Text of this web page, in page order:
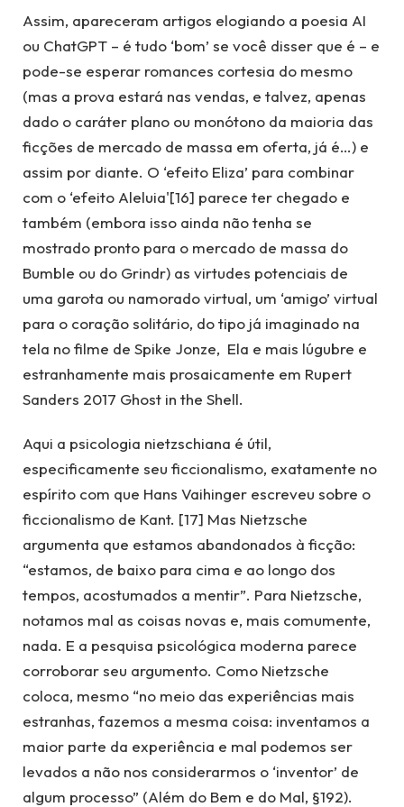
Assim, apareceram artigos elogiando a poesia AI
ou ChatGPT – é tudo ‘bom’ se você disser que é – e
pode-se esperar romances cortesia do mesmo
(mas a prova estará nas vendas, e talvez, apenas
dado o caráter plano ou monótono da maioria das
ficções de mercado de massa em oferta, já é…) e
assim por diante. O ‘efeito Eliza’ para combinar
com o ‘efeito Aleluia'[16] parece ter chegado e
também (embora isso ainda não tenha se
mostrado pronto para o mercado de massa do
Bumble ou do Grindr) as virtudes potenciais de
uma garota ou namorado virtual, um ‘amigo’ virtual
para o coração solitário, do tipo já imaginado na
tela no filme de Spike Jonze, Ela e mais lúgubre e
estranhamente mais prosaicamente em Rupert
Sanders 2017 Ghost in the Shell.
Aqui a psicologia nietzschiana é útil,
especificamente seu ficcionalismo, exatamente no
espírito com que Hans Vaihinger escreveu sobre o
ficcionalismo de Kant. [17] Mas Nietzsche
argumenta que estamos abandonados à ficção:
“estamos, de baixo para cima e ao longo dos
tempos, acostumados a mentir”. Para Nietzsche,
notamos mal as coisas novas e, mais comumente,
nada. E a pesquisa psicológica moderna parece
corroborar seu argumento. Como Nietzsche
coloca, mesmo “no meio das experiências mais
estranhas, fazemos a mesma coisa: inventamos a
maior parte da experiência e mal podemos ser
levados a não nos considerarmos o ‘inventor’ de
algum processo” (Além do Bem e do Mal, §192).